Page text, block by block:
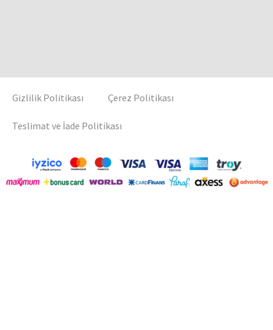
Gizlilik Politikası Çerez Politikası
Teslimat ve İade Politikası